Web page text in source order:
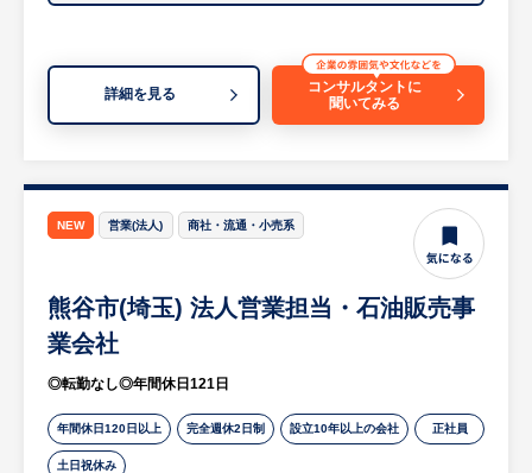
・「こんな資材がほしい」「すぐに燃料の手
配できる？」といったご相談への迅速な対応
・各お客様に対し、「燃料+建築資材」「燃
料+消耗品」など総合的な提案の実施
【HUREX求人担当コメント】
充実させて就業いただけます。
・日本のインフラを支えており、創業90年を
超える老舗企業であり安定性があります。
詳細を見る
コンサルタントに
聞いてみる
NEW 営業(法人) 商社・流通・小売系
熊谷市(埼玉) 法人営業担当・石油販売事
業会社
◎転勤なし◎年間休日121日
年間休日120日以上 完全週休2日制 設立10年以上の会社 正社員
土日祝休み